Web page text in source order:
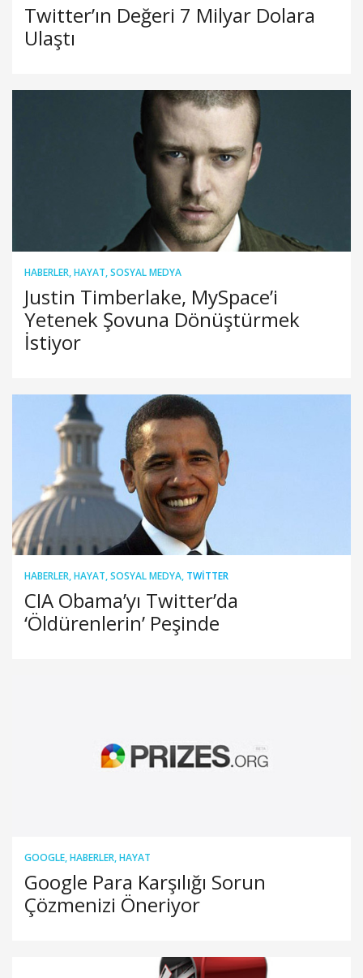
Twitter’ın Değeri 7 Milyar Dolara
Ulaştı
HABERLER,HAYAT,SOSYAL MEDYA
Justin Timberlake, MySpace’i
Yetenek Şovuna Dönüştürmek
İstiyor
HABERLER,HAYAT,SOSYAL MEDYA, TWITTER
CIA Obama’yı Twitter’da
‘Öldürenlerin’ Peşinde
GOOGLE,HABERLER,HAYAT
Google Para Karşılığı Sorun
Çözmenizi Öneriyor